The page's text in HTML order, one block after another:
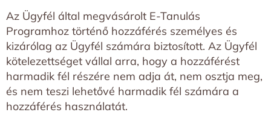
Az Ügyfél által megvásárolt E-Tanulás
Programhoz történő hozzáférés személyes és
kizárólag az Ügyfél számára biztosított. Az Ügyfél
kötelezettséget vállal arra, hogy a hozzáférést
harmadik fél részére nem adja át, nem osztja meg,
és nem teszi lehetővé harmadik fél számára a
hozzáférés használatát.